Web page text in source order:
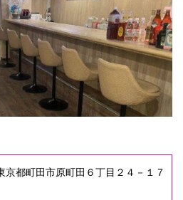
都町田市原町田６丁目２４－１７